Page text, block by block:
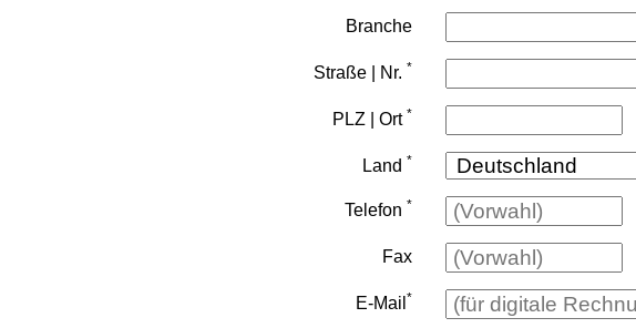
Branche
Straße | Nr. *
PLZ | Ort *
Land *
Telefon *
Fax
E-Mail *